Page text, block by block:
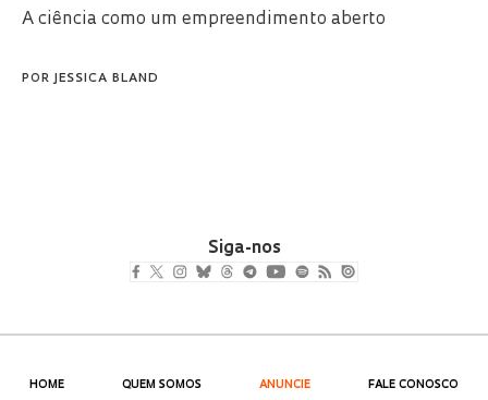
A ciência como um empreendimento aberto
POR JESSICA BLAND
Siga-nos
HOME QUEM SOMOS ANUNCIE FALE CONOSCO